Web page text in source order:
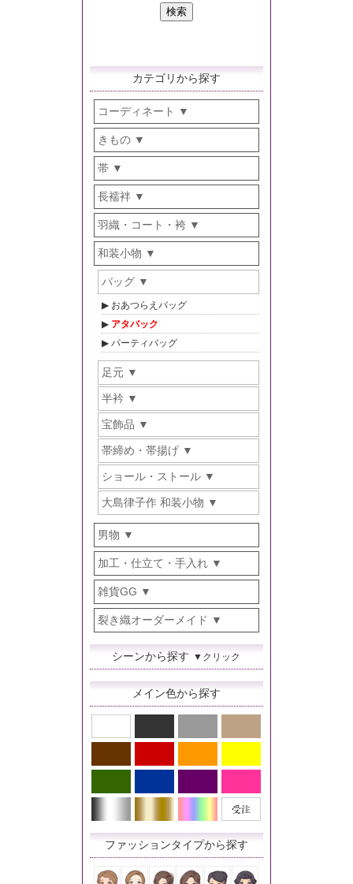
カテゴリから探す
コーディネート
きもの
帯
長襦袢
羽織・コート・袴
和装小物
バッグ
おあつらえバッグ
アタバック
パーティバッグ
足元
半衿
宝飾品
帯締め・帯揚げ
ショール・ストール
大島律子作 和装小物
男物
加工・仕立て・手入れ
雑貨GG
裂き織オーダーメイド
シーンから探す ▼クリック
メイン色から探す
ファッションタイプから探す